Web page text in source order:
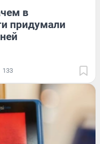
в
придумали
133